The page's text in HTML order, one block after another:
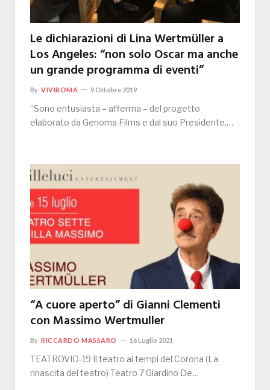
Le dichiarazioni di Lina Wertmüller a
Los Angeles: “non solo Oscar ma anche
un grande programma di eventi”
By VIVIROMA 9 Ottobre 2019
“Sono entusiasta – afferma – del progetto
elaborato da Genoma Films e dal suo Presidente,…
“A cuore aperto” di Gianni Clementi
con Massimo Wertmuller
By RICCARDO MASSARO 16 Luglio 2021
TEATROVID-19 Il teatro ai tempi del Corona (La
rinascita del teatro) Teatro 7 Giardino De…